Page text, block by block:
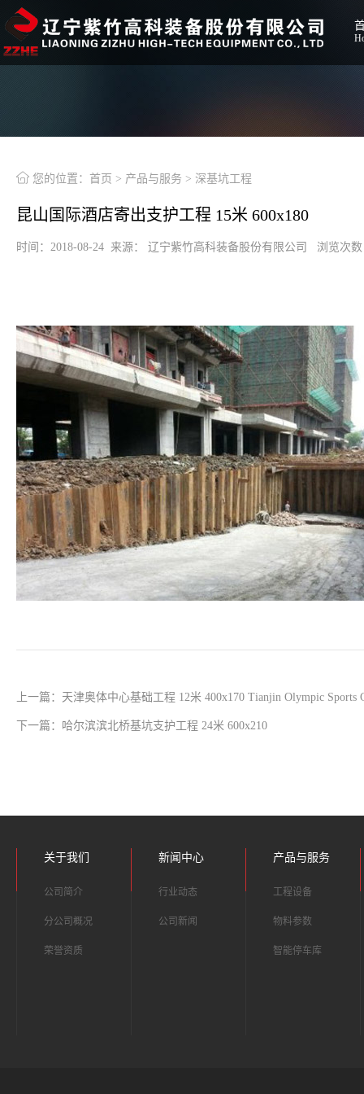
 您的位置： 首页 > 产品与服务 > 深基坑工程
昆山国际酒店寄出支护工程 15米 600x180
时间：2018-08-24 来源： 辽宁紫竹高科装备股份有限公司 浏览次数
下一篇：哈尔滨滨北桥基坑支护工程 24米 600x210
关于我们
公司简介
分公司概况
荣誉资质
新闻中心
行业动态
公司新闻
产品与服务
工程设备
物料参数
智能停车库